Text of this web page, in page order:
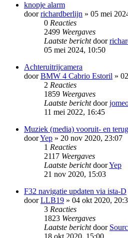
knopje alarm
doorrichardberlijn » 05 mei
0 Reacties
2499 Weergaves
Laatste berichtdoor
05 mei 2024, 10:50
Achteruitrijcamera
doorBMW 4 Cabrio Estoril »
2 Reacties
1859 Weergaves
Laatste berichtdoor
11 mei 2022, 16:45
Muziek (media) vooruit- en
doorYep » 20 nov 2020, 23:07
1 Reacties
2117 Weergaves
Laatste berichtdoorYep
21 nov 2020, 15:03
F32 navigatie updaten via ista-D
doorLLB19 » 04 okt 2020,
3 Reacties
1823 Weergaves
Laatste berichtdoor
18 okt 2020, 15:00